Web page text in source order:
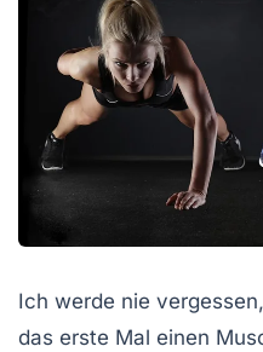
Ich werde nie
das erste Mal einen